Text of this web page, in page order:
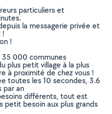
particuliers et
la messagerie privée et
!
!
35 000 communes
plus petit village à la plus
à proximité de chez vous !
toutes les 10 secondes, 3.6
par an
différents, tout est
petit besoin aux plus grands